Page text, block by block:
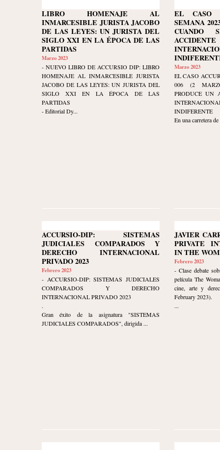
LIBRO HOMENAJE AL
INMARCESIBLE JURISTA JACOBO
DE LAS LEYES: UN JURISTA DEL
SIGLO XXI EN LA ÉPOCA DE LAS
PARTIDAS
Marzo 2023
- NUEVO LIBRO DE ACCURSIO DIP: LIBRO
HOMENAJE AL INMARCESIBLE JURISTA
JACOBO DE LAS LEYES: UN JURISTA DEL
SIGLO XXI EN LA ÉPOCA DE LAS
PARTIDAS
- Editorial Dy...
EL CASO
SEMANA
CUANDO
Marzo 2023
EL CASO
006 (2
PRODUCE UN
INDIFERENTE
En una carretera
ACCURSIO-DIP: SISTEMAS
JUDICIALES COMPARADOS Y
DERECHO INTERNACIONAL
PRIVADO 2023
Febrero 2023
- ACCURSIO-DIP: SISTEMAS JUDICIALES
COMPARADOS Y DERECHO
INTERNACIONAL PRIVADO 2023
.
Gran éxito de la asignatura "SISTEMAS
JUDICIALES COMPARADOS", dirigida ...
JAVIER
PRIVATE
IN THE
Febrero 2023
- Clase debate
película The
cine, arte y
February 2023).
...